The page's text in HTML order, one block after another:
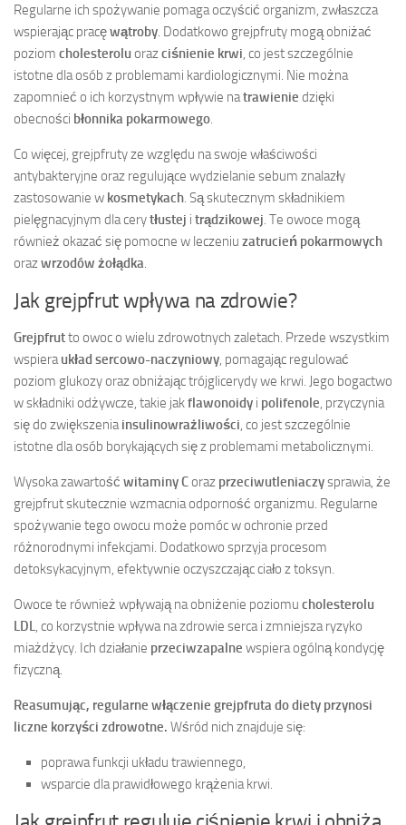
Regularne ich spożywanie pomaga oczyścić organizm, zwłaszcza
wspierając pracęwątroby. Dodatkowo grejpfruty mogą obniżać
poziom cholesteroluorazciśnienie krwi, co jest szczególnie
istotne dla osób z problemami kardiologicznymi. Nie można
zapomnieć o ich korzystnym wpływie natrawienie dzięki
obecności błonnika pokarmowego.
Co więcej, grejpfruty ze względu na swoje właściwości
antybakteryjne oraz regulujące wydzielanie sebum znalazły
zastosowanie w kosmetykach. Są skutecznym składnikiem
pielęgnacyjnym dla cerytłustej i trądzikowej. Te owoce mogą
również okazać się pomocne w leczeniu zatrucień pokarmowych
orazwrzodów żołądka.
Jak grejpfrut wpływa na zdrowie?
Grejpfrutto owoc o wielu zdrowotnych zaletach. Przede wszystkim
wspieraukład sercowo-naczyniowy, pomagając regulować
poziom glukozy oraz obniżając trójglicerydy we krwi. Jego bogactwo
w składniki odżywcze, takie jakflawonoidy i polifenole, przyczynia
się do zwiększeniainsulinowrażliwości, co jest szczególnie
istotne dla osób borykających się z problemami metabolicznymi.
Wysoka zawartość witaminy Coraz przeciwutleniaczysprawia, że
grejpfrut skutecznie wzmacnia odporność organizmu. Regularne
spożywanie tego owocu może pomóc w ochronie przed
różnorodnymi infekcjami. Dodatkowo sprzyja procesom
detoksykacyjnym, efektywnie oczyszczając ciało z toksyn.
Owoce te również wpływają na obniżenie poziomu cholesterolu
LDL, co korzystnie wpływa na zdrowie serca i zmniejsza ryzyko
miażdżycy. Ich działanie przeciwzapalne wspiera ogólną kondycję
fizyczną.
Reasumując, regularne włączenie grejpfruta do diety przynosi
liczne korzyści zdrowotne. Wśród nich znajduje się:
poprawa funkcji układu trawiennego,
wsparcie dla prawidłowego krążenia krwi.